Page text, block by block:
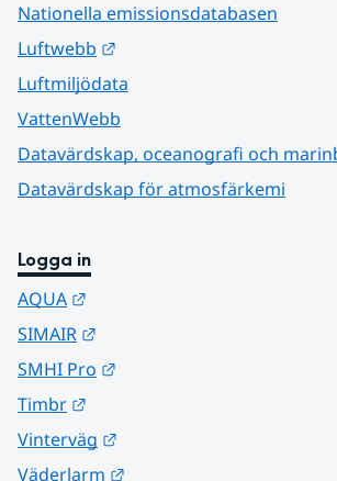
Nationella emissionsdatabasen
Luftwebb
Luftmiljödata
VattenWebb
Datavärdskap, oceanografi och
Datavärdskap för atmosfärkemi
Logga in
AQUA
SIMAIR
SMHI Pro
Timbr
Vinterväg
Väderlarm